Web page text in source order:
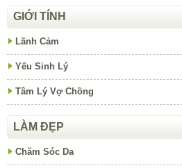
GIỚI TÍNH
Lãnh Cảm
Yếu Sinh Lý
Tâm Lý Vợ Chồng
LÀM ĐẸP
Chăm Sóc Da